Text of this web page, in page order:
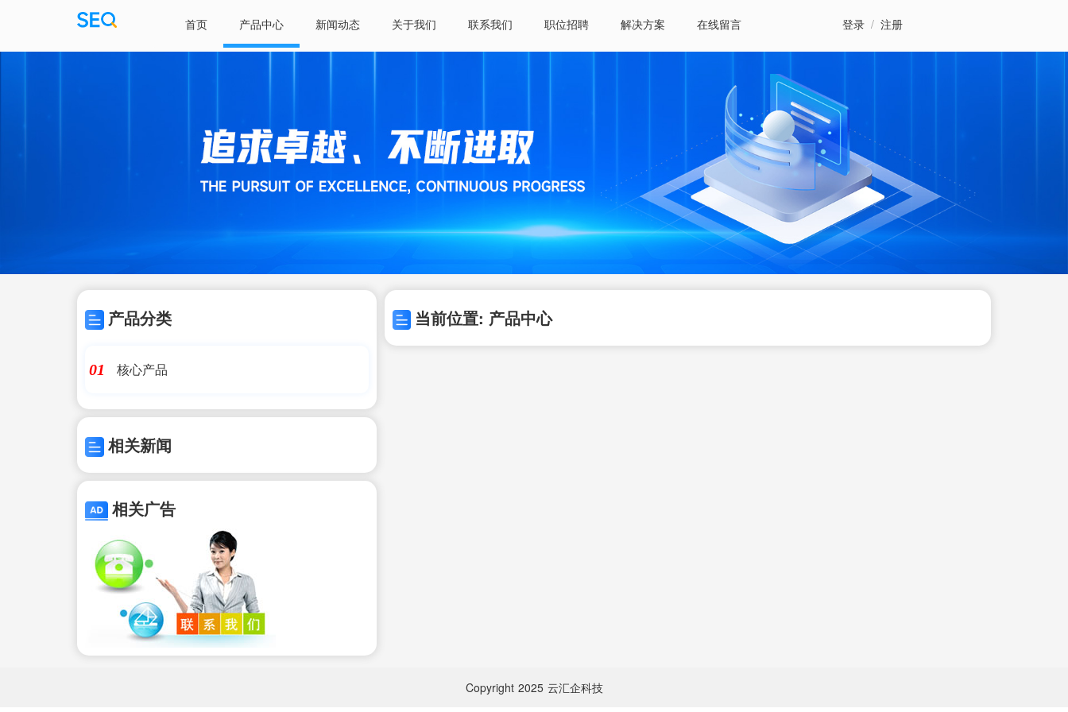
首页 产品中心 新闻动态 关于我们 联系我们 职位招聘 解决方案 在线留言 登录 / 注册
产品分类
01 核心产品
相关新闻
相关广告
当前位置: 产品中心
Copyright 2025 云汇企科技